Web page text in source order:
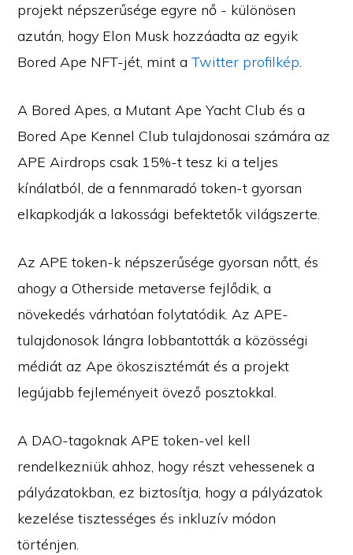
projekt népszerűsége egyre nő - különösen
azután, hogy Elon Musk hozzáadta az egyik
Bored Ape NFT-jét, mint aTwitter profilkép.
A Bored Apes, a Mutant Ape Yacht Club és a
Bored Ape Kennel Club tulajdonosai számára az
APE Airdrops csak 15%-t tesz ki a teljes
kínálatból, de a fennmaradó token-t gyorsan
elkapkodják a lakossági befektetők világszerte.
Az APE token-k népszerűsége gyorsan nőtt, és
ahogy a Otherside metaverse fejlődik, a
növekedés várhatóan folytatódik. Az APE-
tulajdonosok lángra lobbantották a közösségi
médiát az Ape ökoszisztémát és a projekt
legújabb fejleményeit övező posztokkal.
A DAO-tagoknak APE token-vel kell
rendelkezniük ahhoz, hogy részt vehessenek a
pályázatokban, ez biztosítja, hogy a pályázatok
kezelése tisztességes és inkluzív módon
történjen.